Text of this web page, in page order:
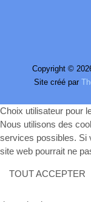
Copyright ©
Site créé par
Choix utilisateur pour
Nous utilisons des
services possibles. Si
site web pourrait ne
TOUT ACCEPTER